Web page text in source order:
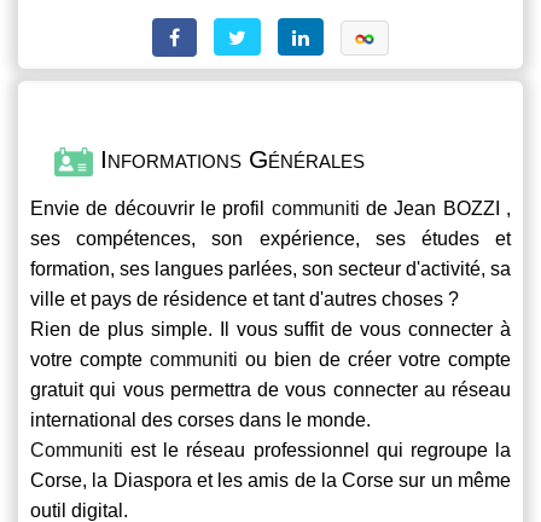
Informations Générales
Envie de découvrir le profil communiti de Jean BOZZI ,
ses compétences, son expérience, ses études et
formation, ses langues parlées, son secteur d'activité, sa
ville et pays de résidence et tant d'autres choses ?
Rien de plus simple. Il vous suffit de vous connecter à
votre compte communiti ou bien de créer votre compte
gratuit qui vous permettra de vous connecter au réseau
international des corses dans le monde.
Communiti est le réseau professionnel qui regroupe la
Corse, la Diaspora et les amis de la Corse sur un même
outil digital.